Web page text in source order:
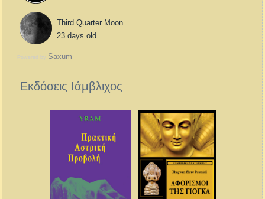
Third Quarter Moon
23 days old
Powered by Saxum
Εκδόσεις Ιάμβλιχος